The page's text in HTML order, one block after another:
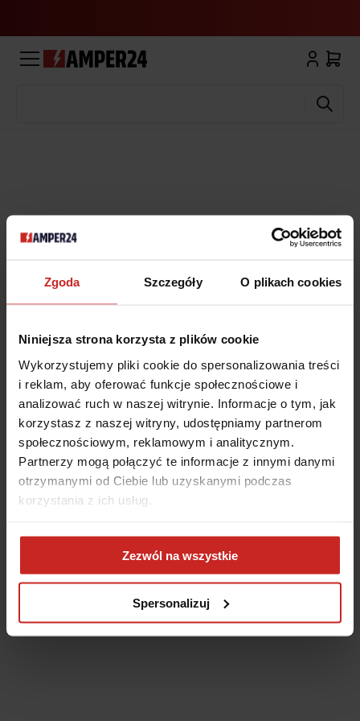
Zgoda Szczegóły O plikach cookies
Niniejsza strona korzysta z plików cookie
Wykorzystujemy pliki cookie do spersonalizowania treści
i reklam, aby oferować funkcje społecznościowe i
analizować ruch w naszej witrynie. Informacje o tym, jak
korzystasz z naszej witryny, udostępniamy partnerom
społecznościowym, reklamowym i analitycznym.
Partnerzy mogą połączyć te informacje z innymi danymi
otrzymanymi od Ciebie lub uzyskanymi podczas
korzystania z ich usług.
Zezwól na wszystkie
Spersonalizuj
browser console for more information)